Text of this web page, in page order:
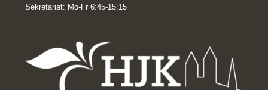
Sekretariat: Mo-Fr 6:45-15:15